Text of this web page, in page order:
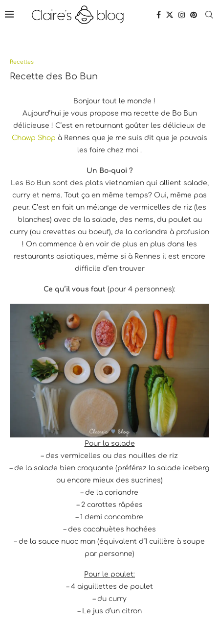
Recettes
Recette des Bo Bun
Bonjour tout le monde !
Aujourd’hui je vous propose ma recette de Bo Bun
délicieuse ! C’est en retournant goûter les délicieux de
Chawp Shop à Rennes que je me suis dit que je pouvais
les faire chez moi .
Un Bo-quoi ?
Les Bo Bun sont des plats vietnamien qui allient salade,
curry et nems. Tout ça en même temps? Oui, même pas
peur. C’est en fait un mélange de vermicelles de riz (les
blanches) avec de la salade, des nems, du poulet au
curry (ou crevettes ou boeuf), de la coriandre à profusion
! On commence à en voir de plus en plus dans les
restaurants asiatiques, même si à Rennes il est encore
difficile d’en trouver
Ce qu’il vous faut (pour 4 personnes):
Pour la salade
– des vermicelles ou des nouilles de riz
– de la salade bien croquante (préférez la salade iceberg
ou encore mieux des sucrines)
– de la coriandre
– 2 carottes râpées
– 1 demi concombre
– des cacahuètes hachées
– de la sauce nuoc man (équivalent d’1 cuillère à soupe
par personne)
Pour le poulet:
– 4 aiguillettes de poulet
– du curry
– Le jus d’un citron